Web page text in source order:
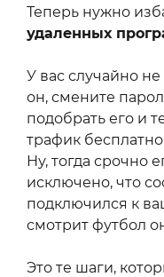
Теперь нужно
удаленных
У вас случайно не
он, смените
подобрать его и
трафик
Ну, тогда срочно
исключено, что
подключился к
смотрит футбол
Это те шаги,